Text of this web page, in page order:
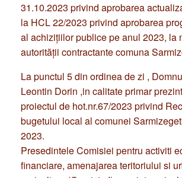
31.10.2023 privind aprobarea
la HCL 22/2023 privind aprobarea
al achiziţiilor publice pe anul 2023, la
autorităţii contractante comuna
La punctul 5 din ordinea de zi ,
Leontin Dorin ,in calitate primar
proiectul de hot.nr.67/2023 privind
bugetului local al comunei
2023.
Presedintele Comisiei pentru activiti
financiare, amenajarea teritoriului si